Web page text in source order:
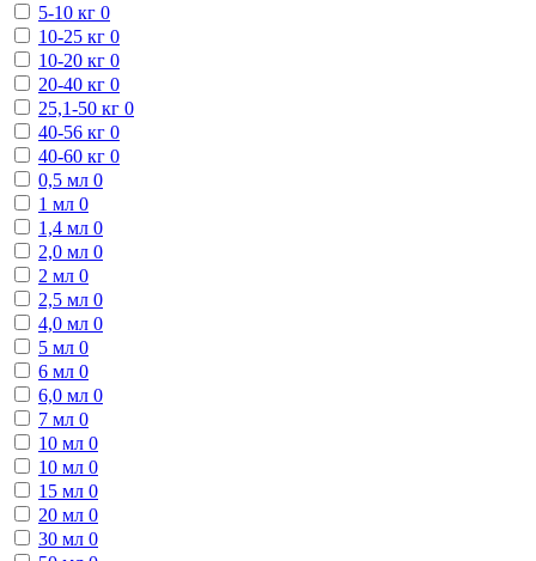
5-10 кг 0
10-25 кг 0
10-20 кг 0
20-40 кг 0
25,1-50 кг 0
40-56 кг 0
40-60 кг 0
0,5 мл 0
1 мл 0
1,4 мл 0
2,0 мл 0
2 мл 0
2,5 мл 0
4,0 мл 0
5 мл 0
6 мл 0
6,0 мл 0
7 мл 0
10 мл 0
10 мл 0
15 мл 0
20 мл 0
30 мл 0